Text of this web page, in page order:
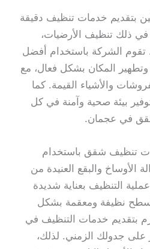
بتقديم خدمات تنظيف دقيقة
ذلك تنظيف الأرضيات،
تقوم الشركة باستخدام أفضل
وتطهير المكان بشكل فعال، مع
والأشياء القيمة. كما
بيئة صحية وآمنة في كل
في عجمان.
تنظيف شقق باستخدام
الأوساخ والبقع العنيدة من
التنظيف بعناية شديدة
نظيفة ومعقمة بشكل
بتقديم خدمات التنظيف في
على جدولك الزمني. لذلك،